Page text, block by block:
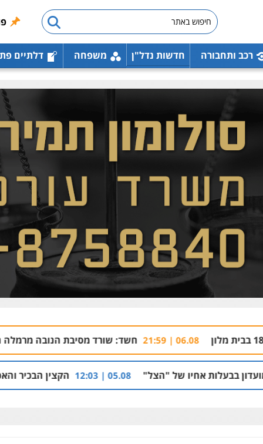
רכב ותחבורה חדשות נדל"ן משפחה דלתיים
06.08 | חשד: שורד מסיבת הנובה מרמלה חש מאויים
של "הצל" 05.08 | 12:03 הקצין הבכיר והאפליה מול ניצב